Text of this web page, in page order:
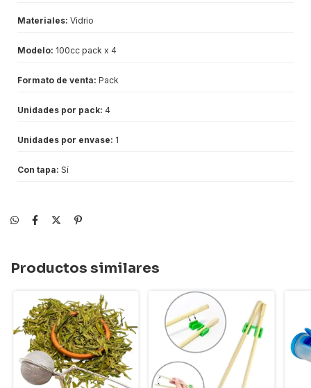
Materiales: Vidrio
Modelo: 100cc pack x 4
Formato de venta: Pack
Unidades por pack: 4
Unidades por envase: 1
Con tapa: Sí
Productos similares